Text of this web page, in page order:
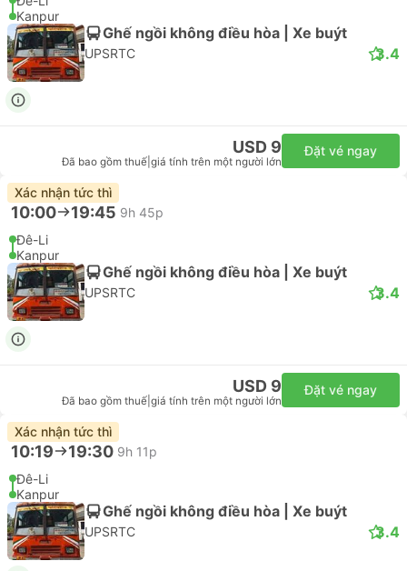
Kanpur
Ghế ngồi không điều hòa | Xe buýt
UPSRTC 3.4
USD 9
Đã bao gồm thuế giá tính trên một người lớn
Đặt vé ngay
Xác nhận tức thì
10:00 19:45 9h 45p
Đê-Li
Kanpur
Ghế ngồi không điều hòa | Xe buýt
UPSRTC 3.4
USD 9
Đã bao gồm thuế giá tính trên một người lớn
Đặt vé ngay
Xác nhận tức thì
10:19 19:30 9h 11p
Đê-Li
Kanpur
Ghế ngồi không điều hòa | Xe buýt
UPSRTC 3.4